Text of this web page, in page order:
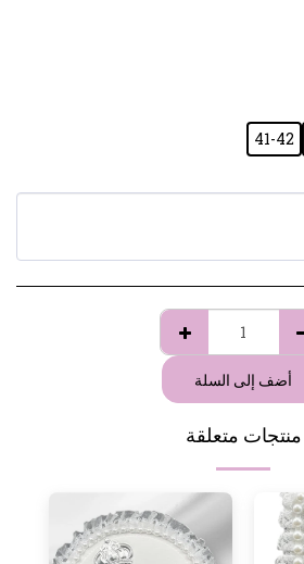
41-42
أضف إلى السلة
منتجات متعلقة